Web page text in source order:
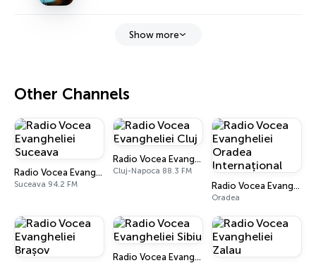
Show more
Other Channels
Radio Vocea Evangheliei Suceava
Suceava 94.2 FM
Radio Vocea Evangheliei Cluj
Cluj-Napoca 88.3 FM
Radio Vocea Evangheliei Oradea Internațional
Oradea
Radio Vocea Evangheliei Sibiu